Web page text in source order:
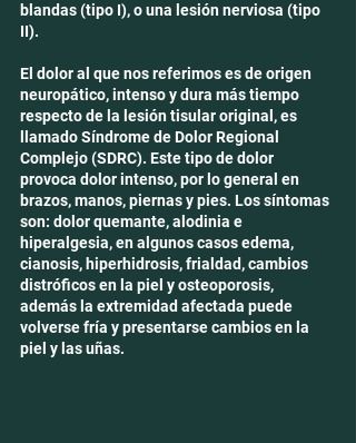
blandas (tipo I), o una lesión nerviosa (tipo
II).
El dolor al que nos referimos es de origen
neuropático, intenso y dura más tiempo
respecto de la lesión tisular original, es
llamado Síndrome de Dolor Regional
Complejo (SDRC). Este tipo de dolor
provoca dolor intenso, por lo general en
brazos, manos, piernas y pies. Los síntomas
son: dolor quemante, alodinia e
hiperalgesia, en algunos casos edema,
cianosis, hiperhidrosis, frialdad, cambios
distróficos en la piel y osteoporosis,
además la extremidad afectada puede
volverse fría y presentarse cambios en la
piel y las uñas.